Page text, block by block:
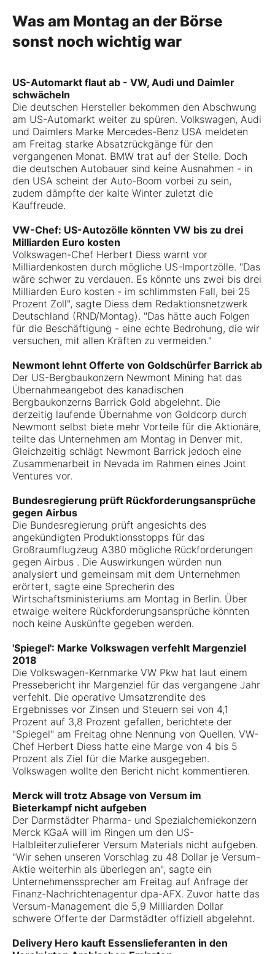
Was am Montag an der Börse
sonst noch wichtig war
US-Automarkt flaut ab - VW, Audi und Daimler
schwächeln
Die deutschen Hersteller bekommen den Abschwung
am US-Automarkt weiter zu spüren. Volkswagen, Audi
und Daimlers Marke Mercedes-Benz USA meldeten
am Freitag starke Absatzrückgänge für den
vergangenen Monat. BMW trat auf der Stelle. Doch
die deutschen Autobauer sind keine Ausnahmen - in
den USA scheint der Auto-Boom vorbei zu sein,
zudem dämpfte der kalte Winter zuletzt die
Kauffreude.
VW-Chef: US-Autozölle könnten VW bis zu drei
Milliarden Euro kosten
Volkswagen-Chef Herbert Diess warnt vor
Milliardenkosten durch mögliche US-Importzölle. "Das
wäre schwer zu verdauen. Es könnte uns zwei bis drei
Milliarden Euro kosten - im schlimmsten Fall, bei 25
Prozent Zoll", sagte Diess dem Redaktionsnetzwerk
Deutschland (RND/Montag). "Das hätte auch Folgen
für die Beschäftigung - eine echte Bedrohung, die wir
versuchen, mit allen Kräften zu vermeiden."
Newmont lehnt Offerte von Goldschürfer Barrick ab
Der US-Bergbaukonzern Newmont Mining hat das
Übernahmeangebot des kanadischen
Bergbaukonzerns Barrick Gold abgelehnt. Die
derzeitig laufende Übernahme von Goldcorp durch
Newmont selbst biete mehr Vorteile für die Aktionäre,
teilte das Unternehmen am Montag in Denver mit.
Gleichzeitig schlägt Newmont Barrick jedoch eine
Zusammenarbeit in Nevada im Rahmen eines Joint
Ventures vor.
Bundesregierung prüft Rückforderungsansprüche
gegen Airbus
Die Bundesregierung prüft angesichts des
angekündigten Produktionsstopps für das
Großraumflugzeug A380 mögliche Rückforderungen
gegen Airbus . Die Auswirkungen würden nun
analysiert und gemeinsam mit dem Unternehmen
erörtert, sagte eine Sprecherin des
Wirtschaftsministeriums am Montag in Berlin. Über
etwaige weitere Rückforderungsansprüche könnten
noch keine Auskünfte gegeben werden.
'Spiegel': Marke Volkswagen verfehlt Margenziel
2018
Die Volkswagen-Kernmarke VW Pkw hat laut einem
Pressebericht ihr Margenziel für das vergangene Jahr
verfehlt. Die operative Umsatzrendite des
Ergebnisses vor Zinsen und Steuern sei von 4,1
Prozent auf 3,8 Prozent gefallen, berichtete der
"Spiegel" am Freitag ohne Nennung von Quellen. VW-
Chef Herbert Diess hatte eine Marge von 4 bis 5
Prozent als Ziel für die Marke ausgegeben.
Volkswagen wollte den Bericht nicht kommentieren.
Merck will trotz Absage von Versum im
Bieterkampf nicht aufgeben
Der Darmstädter Pharma- und Spezialchemiekonzern
Merck KGaA will im Ringen um den US-
Halbleiterzulieferer Versum Materials nicht aufgeben.
"Wir sehen unseren Vorschlag zu 48 Dollar je Versum-
Aktie weiterhin als überlegen an", sagte ein
Unternehmenssprecher am Freitag auf Anfrage der
Finanz-Nachrichtenagentur dpa-AFX. Zuvor hatte das
Versum-Management die 5,9 Milliarden Dollar
schwere Offerte der Darmstädter offiziell abgelehnt.
Delivery Hero kauft Essenslieferanten in den